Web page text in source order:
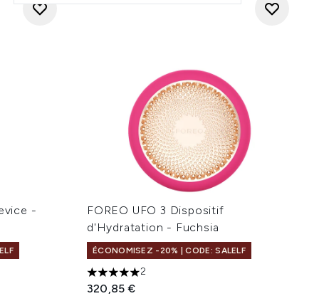
-
FOREO UFO 3 Dispositif
d'Hydratation - Fuchsia
ÉCONOMISEZ -20% | CODE: SALELF
5 étoiles sur un maximum de 5
2
320,85 €